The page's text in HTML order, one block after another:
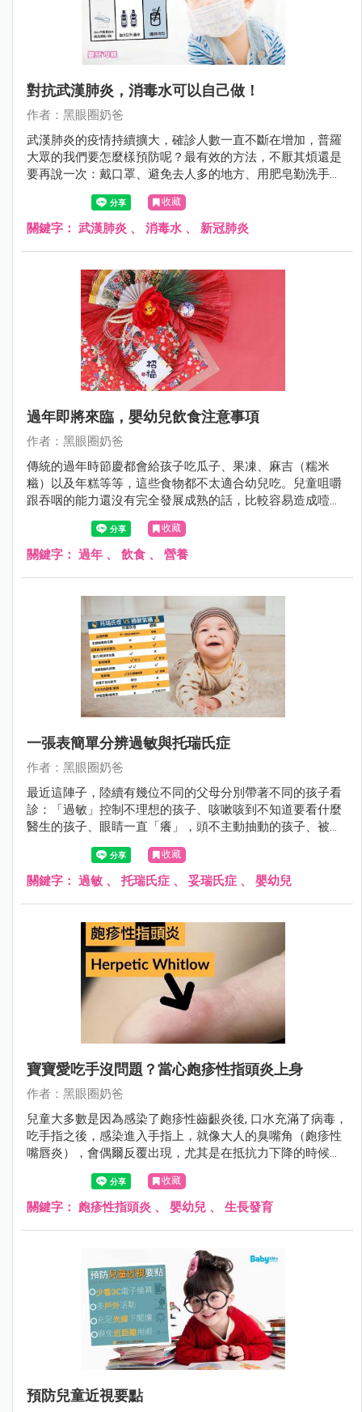
對抗武漢肺炎，消毒水可以自己做！
作者：黑眼圈奶爸
武漢肺炎的疫情持續擴大，確診人數一直不斷在增加，普羅
大眾的我們要怎麼樣預防呢？最有效的方法，不厭其煩還是
要再說一次：戴口罩、避免去人多的地方、用肥皂勤洗手，
另外，當需要消毒時怎麼辦呢？這次黑眼圈奶爸也來教大家
如何自製消毒水～
收藏
關鍵字： 武漢肺炎 、 消毒水 、 新冠肺炎
過年即將來臨，嬰幼兒飲食注意事項
作者：黑眼圈奶爸
傳統的過年時節慶都會給孩子吃瓜子、果凍、麻吉（糯米
糍）以及年糕等等，這些食物都不太適合幼兒吃。兒童咀嚼
跟吞咽的能力還沒有完全發展成熟的話，比較容易造成噎住
窒息的意外發生，這一點父母跟家長長輩們，要特別留意還
有事先跟長輩溝通好。
收藏
關鍵字： 過年 、 飲食 、 營養
一張表簡單分辨過敏與托瑞氏症
作者：黑眼圈奶爸
最近這陣子，陸續有幾位不同的父母分別帶著不同的孩子看
診：「過敏」控制不理想的孩子、咳嗽咳到不知道要看什麼
醫生的孩子、眼睛一直「癢」，頭不主動抽動的孩子、被別
的醫師診斷為「托瑞氏」，但是父母對診斷有所疑慮的孩
收藏
關鍵字： 過敏 、 托瑞氏症 、 妥瑞氏症 、 嬰幼兒
寶寶愛吃手沒問題？當心皰疹性指頭炎上身
作者：黑眼圈奶爸
兒童大多數是因為感染了皰疹性齒齦炎後, 口水充滿了病毒，
吃手指之後，感染進入手指上，就像大人的臭嘴角（皰疹性
嘴唇炎），會偶爾反覆出現，尤其是在抵抗力下降的時候，
收藏
關鍵字： 皰疹性指頭炎 、 嬰幼兒 、 生長發育
預防兒童近視要點